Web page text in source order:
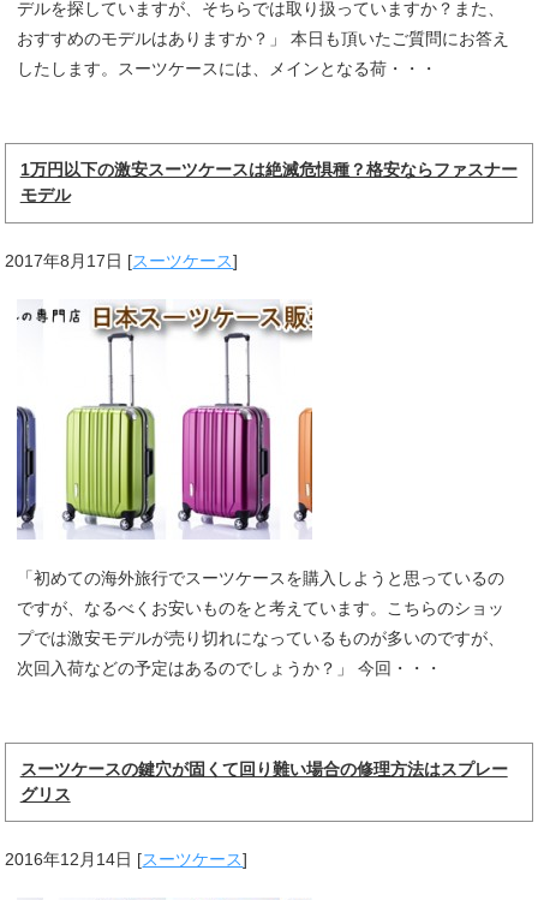
デルを探していますが、そちらでは取り扱っていますか？また、
おすすめのモデルはありますか？」 本日も頂いたご質問にお答え
したします。スーツケースには、メインとなる荷・・・
1万円以下の激安スーツケースは絶滅危惧種？格安ならファスナー
モデル
2017年8月17日 [スーツケース]
「初めての海外旅行でスーツケースを購入しようと思っているの
ですが、なるべくお安いものをと考えています。こちらのショッ
プでは激安モデルが売り切れになっているものが多いのですが、
次回入荷などの予定はあるのでしょうか？」 今回・・・
スーツケースの鍵穴が固くて回り難い場合の修理方法はスプレー
グリス
2016年12月14日 [スーツケース]